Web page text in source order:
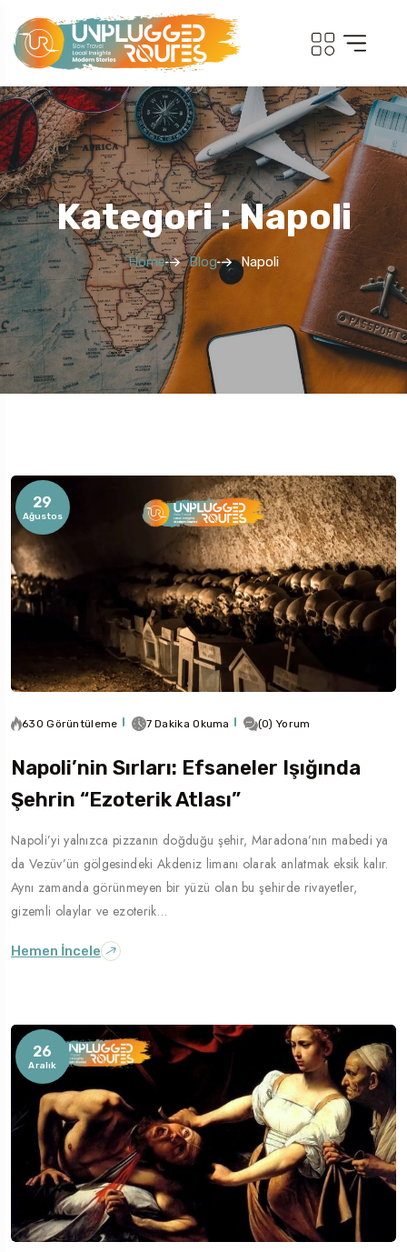
Palermo
Kategori : Napoli
Home Blog Napoli
29
Ağustos
630 Görüntüleme 7 Dakika Okuma (0) Yorum
Napoli’nin Sırları: Efsaneler Işığında
Şehrin “Ezoterik Atlası”
Napoli’yi yalnızca pizzanın doğduğu şehir, Maradona’nın mabedi ya
da Vezüv’ün gölgesindeki Akdeniz limanı olarak anlatmak eksik kalır.
Aynı zamanda görünmeyen bir yüzü olan bu şehirde rivayetler,
gizemli olaylar ve ezoterik…
Hemen İncele
26
Aralık